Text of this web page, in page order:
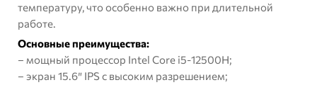
температуру, что особенно важно при длительной
работе.
Основные преимущества:
– мощный процессор Intel Core i5-12500H;
– экран 15.6″ IPS с высоким разрешением;